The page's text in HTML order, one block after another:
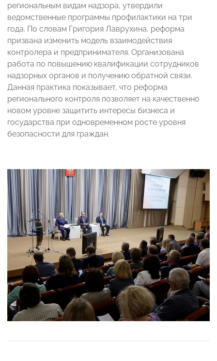
региональным видам надзора, утвердили
ведомственные программы профилактики на три
года. По словам Григория Лаврухина, реформа
призвана изменить модель взаимодействия
контролера и предпринимателя. Организована
работа по повышению квалификации сотрудников
надзорных органов и получению обратной связи.
Данная практика показывает, что реформа
регионального контроля позволяет на качественно
новом уровне защитить интересы бизнеса и
государства при одновременном росте уровня
безопасности для граждан.